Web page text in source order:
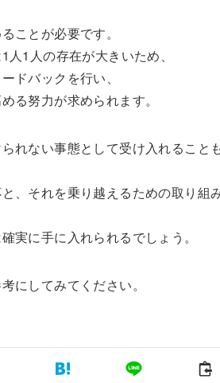
ことが必要です。
1人の存在が大きいため、
ドバックを行い、
る努力が求められます。
れない事態として受け入れること
、それを乗り越えるための取り組
実に手に入れられるでしょう。
にしてみてください。